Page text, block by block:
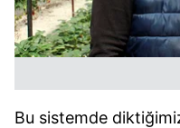
Bu sistemde